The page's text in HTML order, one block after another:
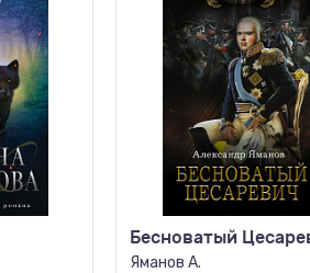
Бесноватый
Яманов А.